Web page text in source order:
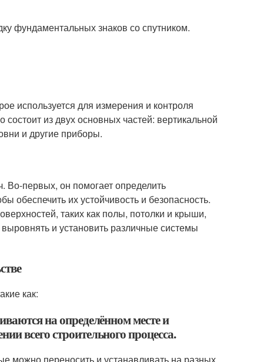
фундаментальных знаков со спутником.
используется для измерения и контроля
из двух основных частей: вертикальной
и другие приборы.
Во-первых, он помогает определить
обеспечить их устойчивость и безопасность.
таких как полы, потолки и крыши,
и установить различные системы
как:
на определённом месте и
всего строительного процесса.